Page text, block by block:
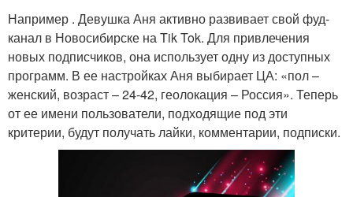
Например . Девушка Аня активно развивает свой фуд-
канал в Новосибирске на Tik Tok. Для привлечения
новых подписчиков, она использует одну из доступных
программ. В ее настройках Аня выбирает ЦА: «пол –
женский, возраст – 24-42, геолокация – Россия». Теперь
от ее имени пользователи, подходящие под эти
критерии, будут получать лайки, комментарии, подписки.